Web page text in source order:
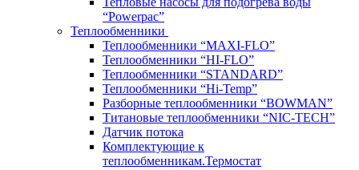
“Powerpac”
Теплообменники
Теплообменники “MAXI-FLO”
Теплообменники “HI-FLO”
Теплообменники “STANDARD”
Теплообменники “Hi-Temp”
Разборные теплообменники “BOWMAN”
Титановые теплообменники “NIC-TECH”
Датчик потока
Комплектующие к
теплообменникам.Термостат